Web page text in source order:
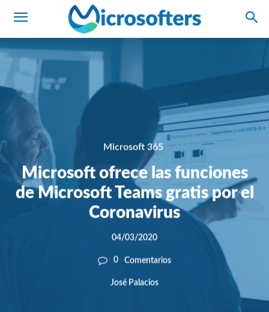
Microsoft 365
Microsoft ofrece las funciones
de Microsoft Teams gratis por el
Coronavirus
04/03/2020
0 Comentarios
José Palacios